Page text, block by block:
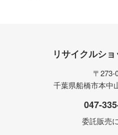
リサイクルシ
〒273-
千葉県船橋市本中
047-
委託販売